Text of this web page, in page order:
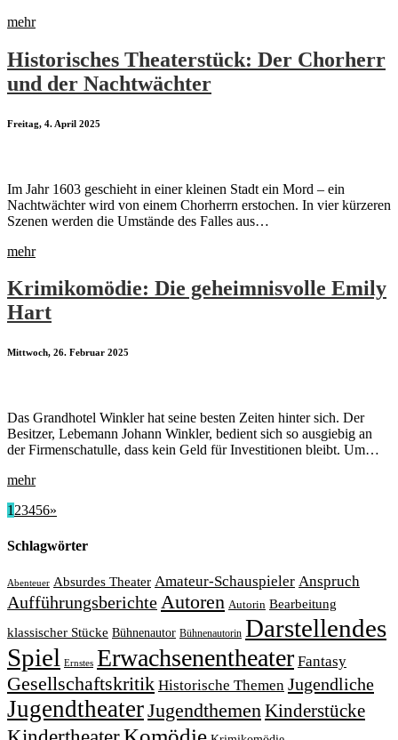
mehr
Historisches Theaterstück: Der Chorherr
und der Nachtwächter
Freitag, 4. April 2025
Im Jahr 1603 geschieht in einer kleinen Stadt ein Mord – ein
Nachtwächter wird von einem Chorherrn erstochen. In vier kürzeren
Szenen werden die Umstände des Falles aus…
mehr
Krimikomödie: Die geheimnisvolle Emily
Hart
Mittwoch, 26. Februar 2025
Das Grandhotel Winkler hat seine besten Zeiten hinter sich. Der
Besitzer, Lebemann Johann Winkler, bedient sich so ausgiebig an
der Firmenschatulle, dass kein Geld für Investitionen bleibt. Um…
mehr
123456»
Schlagwörter
Abenteuer Absurdes Theater Amateur-Schauspieler Anspruch
Aufführungsberichte Autoren Autorin Bearbeitung
klassischer Stücke Bühnenautor Bühnenautorin Darstellendes
Spiel Ernstes Erwachsenentheater Fantasy
Gesellschaftskritik Historische Themen Jugendliche
JugendtheaterJugendthemen Kinderstücke